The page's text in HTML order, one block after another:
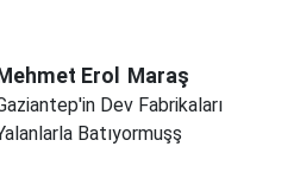
Erol Maraş
Dev Fabrikaları
Batıyormuşş